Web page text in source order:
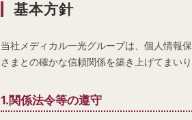
基本方針
当社メディカル一光グループは、個人情報
さまとの確かな信頼関係を築き上げてまいり
1.関係法令等の遵守